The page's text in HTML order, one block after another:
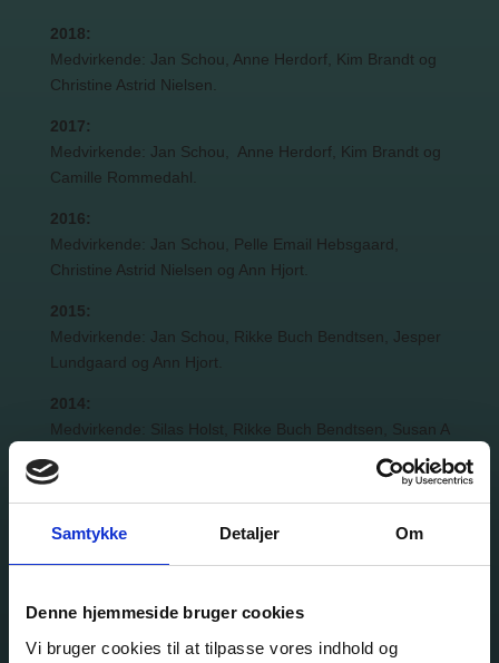
Samtykke Detaljer Om
Denne hjemmeside bruger cookies
Vi bruger cookies til at tilpasse vores indhold og
2018:
Medvirkende: Jan Schou, Anne Herdorf, Kim Brandt og
Christine Astrid Nielsen.
2017:
Medvirkende: Jan Schou, Anne Herdorf, Kim Brandt og
Camille Rommedahl.
2016:
Medvirkende: Jan Schou, Pelle Email Hebsgaard,
Christine Astrid Nielsen og Ann Hjort.
2015:
Medvirkende: Jan Schou, Rikke Buch Bendtsen, Jesper
Lundgaard og Ann Hjort.
2014:
Medvirkende: Silas Holst, Rikke Buch Bendtsen, Susan A
Krogsgaard og Frederikke Maarup Viskum.
Medvirkende: Jesper Lundgaard, Pernille Carmohn
Petterson, Jan Schou og Randi Winther.